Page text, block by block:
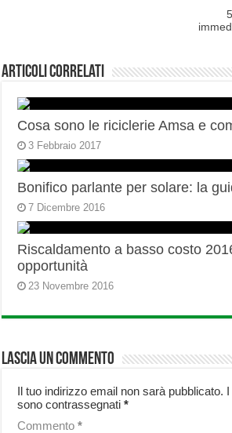
Articoli correlati
Cosa sono le riciclerie Amsa e
3 Febbraio 2017
Bonifico parlante per solare: la
7 Dicembre 2016
Riscaldamento a basso costo
opportunità
23 Novembre 2016
Lascia un commento
Il tuo indirizzo email non sarà pubblicato.
sono contrassegnati*
Commento*